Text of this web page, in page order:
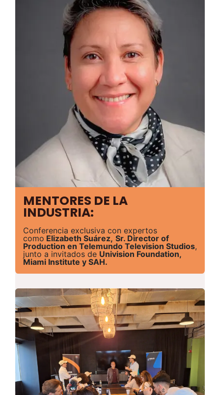
MENTORES DE LA
INDUSTRIA:
Conferencia exclusiva con expertos
como Elizabeth Suárez, Sr. Director of
Production en Telemundo Television Studios,
junto a invitados de Univision Foundation,
Miami Institute y SAH.